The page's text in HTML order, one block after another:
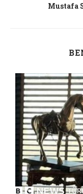
Mustafa